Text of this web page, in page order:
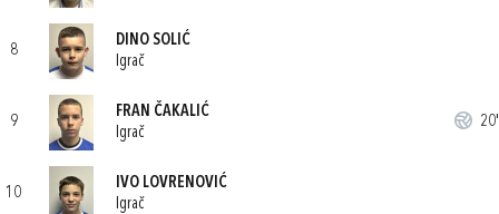
8
DINO SOLIĆ
Igrač
9
FRAN ČAKALIĆ
Igrač
20'
10
IVO LOVRENOVIĆ
Igrač